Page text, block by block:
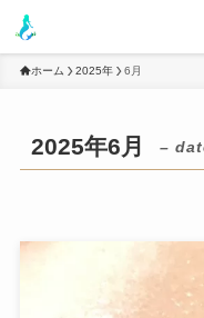
ホーム 2025年 6月
2025年6月 –